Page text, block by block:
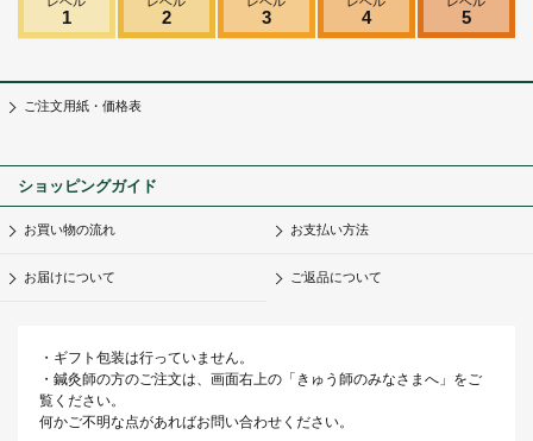
1 2 3 4 5
ご注文用紙・価格表
ショッピングガイド
お買い物の流れ お支払い方法
お届けについて ご返品について
・ギフト包装は行っていません。
・鍼灸師の方のご注文は、画面右上の「きゅう師のみなさまへ」をご
覧ください。
何かご不明な点があればお問い合わせください。